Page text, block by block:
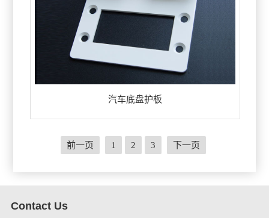
汽车底盘护板
前一页 1 2 3 下一页
Contact Us